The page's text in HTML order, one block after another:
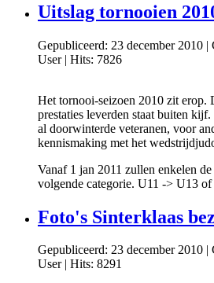
Uitslag tornooien
Gepubliceerd: 23 december 2010 |
User| Hits: 7826
Het tornooi-seizoen 2010 zit erop.
prestaties leverden staat buiten
al doorwinterde veteranen, voor
kennismaking met het
Vanaf 1 jan 2011 zullen enkelen
volgende categorie. U11 -> U13
Foto's Sinterklaas
Gepubliceerd: 23 december 2010 |
User| Hits: 8291